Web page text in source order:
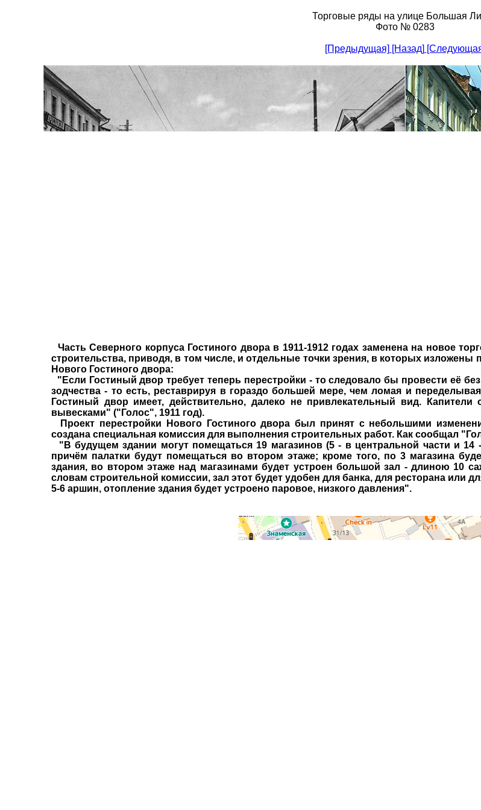
Торговые ряды на улице Большая
Фото № 0283
[Предыдущая] [Назад]
Часть Северного корпуса Гостиного двора в 1911-1912 годах заменена на новое
строительства, приводя, в том числе, и отдельные точки зрения, в которых
Нового Гостиного двора:
"Если Гостиный двор требует теперь перестройки - то следовало бы провести её
зодчества - то есть, реставрируя в гораздо большей мере, чем ломая и
Гостиный двор имеет, действительно, далеко не привлекательный вид.
вывесками" ("Голос", 1911 год).
Проект перестройки Нового Гостиного двора был принят с небольшими
создана специальная комиссия для выполнения строительных работ. Как сообщал
"В будущем здании могут помещаться 19 магазинов (5 - в центральной части и
причём палатки будут помещаться во втором этаже; кроме того, по 3 магазина
здания, во втором этаже над магазинами будет устроен большой зал - длиною
словам строительной комиссии, зал этот будет удобен для банка, для ресторана или
5-6 аршин, отопление здания будет устроено паровое, низкого давления".